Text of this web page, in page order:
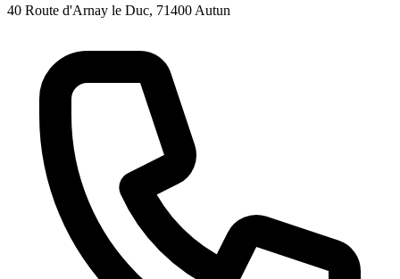
40 Route d'Arnay le Duc, 71400 Autun